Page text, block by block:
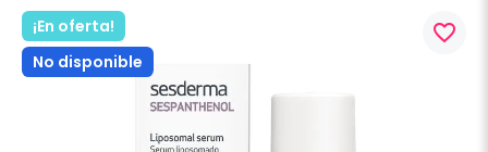
¡En oferta!
No disponible
favorite_border